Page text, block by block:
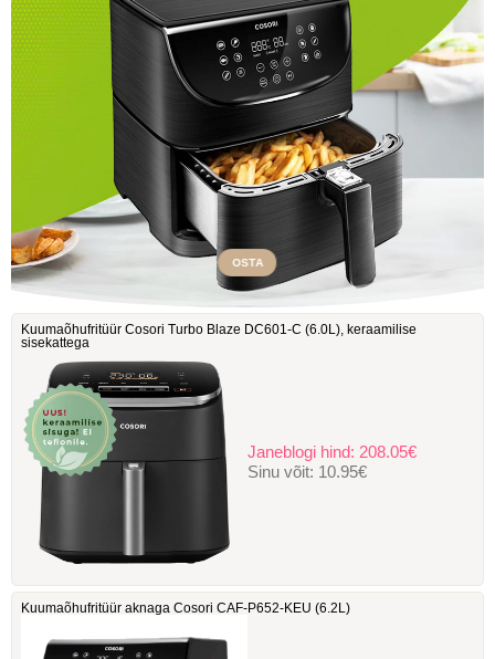
OSTA
Kuumaõhufritüür Cosori Turbo Blaze DC601-C ‎(6.0L), keraamilise
sisekattega
Janeblogi hind: 208.05€
Sinu võit: 10.95€
Kuumaõhufritüür aknaga Cosori ‎CAF-P652-KEU (6.2L)